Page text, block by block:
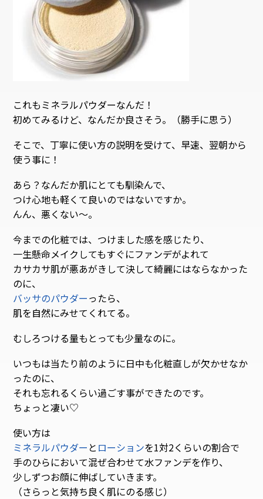
これもミネラルパウダーなんだ！
初めてみるけど、なんだか良さそう。（勝手に思う）
そこで、丁寧に使い方の説明を受けて、早速、翌朝から
使う事に！
あら？なんだか肌にとても馴染んで、
つけ心地も軽くて良いのではないですか。
んん、悪くない〜。
今までの化粧では、つけました感を感じたり、
一生懸命メイクしてもすぐにファンデがよれて
カサカサ肌が悪あがきして決して綺麗にはならなかった
のに、
バッサのパウダーったら、
肌を自然にみせてくれてる。
むしろつける量もとっても少量なのに。
いつもは当たり前のように日中も化粧直しが欠かせなか
ったのに、
それも忘れるくらい過ごす事ができたのです。
ちょっと凄い♡
使い方は
ミネラルパウダー と ローションを1対2くらいの割合で
手のひらにおいて混ぜ合わせて水ファンデを作り、
少しずつお顔に伸ばしていきます。
（さらっと気持ち良く肌にのる感じ）